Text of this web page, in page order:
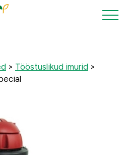
> Tööstuslikud imurid >